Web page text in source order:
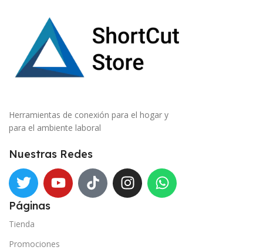
Herramientas de conexión para el hogar y
para el ambiente laboral
Nuestras Redes
Páginas
Tienda
Promociones